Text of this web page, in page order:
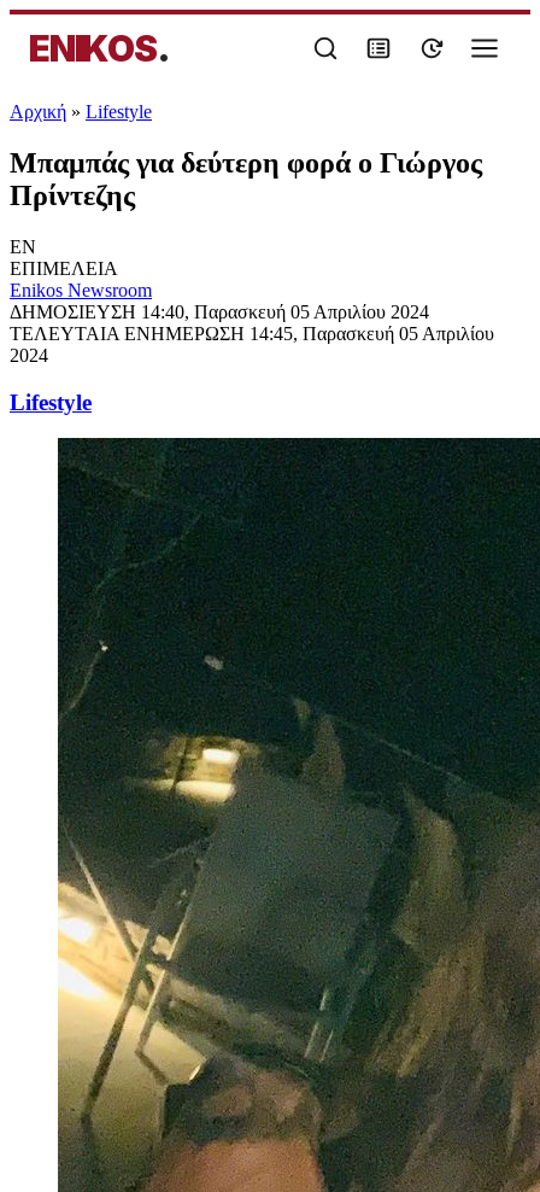
ENIKOS.
Αρχική » Lifestyle
Μπαμπάς για δεύτερη φορά ο Γιώργος
Πρίντεζης
EN
ΕΠΙΜΕΛΕΙΑ
Enikos Newsroom
ΔΗΜΟΣΙΕΥΣΗ 14:40, Παρασκευή 05 Απριλίου 2024
ΤΕΛΕΥΤΑΙΑ ΕΝΗΜΕΡΩΣΗ 14:45, Παρασκευή 05 Απριλίου
2024
Lifestyle